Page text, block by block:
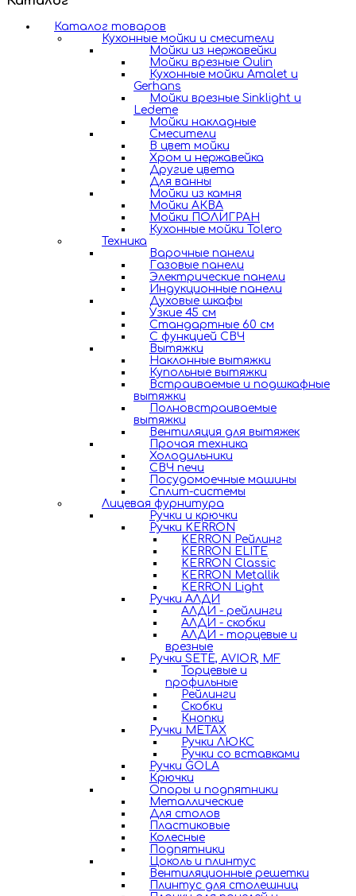
Каталог товаров
Кухонные мойки и смесители
Мойки из нержавейки
Мойки врезные Oulin
Кухонные мойки Amalet и
Gerhans
Мойки врезные Sinklight и
Ledeme
Мойки накладные
Смесители
В цвет мойки
Хром и нержавейка
Другие цвета
Для ванны
Мойки из камня
Мойки АКВА
Мойки ПОЛИГРАН
Кухонные мойки Tolero
Техника
Варочные панели
Газовые панели
Электрические панели
Индукционные панели
Духовые шкафы
Узкие 45 см
Стандартные 60 см
С функцией СВЧ
Вытяжки
Наклонные вытяжки
Купольные вытяжки
Встраиваемые и подшкафные
вытяжки
Полновстраиваемые
вытяжки
Вентиляция для вытяжек
Прочая техника
Холодильники
СВЧ печи
Посудомоечные машины
Сплит-системы
Лицевая фурнитура
Ручки и крючки
Ручки KERRON
KERRON Рейлинг
KERRON ELITE
KERRON Classic
KERRON Metallik
KERRON Light
Ручки АЛДИ
АЛДИ - рейлинги
АЛДИ - скобки
АЛДИ - торцевые и
врезные
Ручки SETE, AVIOR, MF
Торцевые и
профильные
Рейлинги
Скобки
Кнопки
Ручки METAX
Ручки ЛЮКС
Ручки со вставками
Ручки GOLA
Крючки
Опоры и подпятники
Металлические
Для столов
Пластиковые
Колесные
Подпятники
Цоколь и плинтус
Вентиляционные решетки
Плинтус для столешниц